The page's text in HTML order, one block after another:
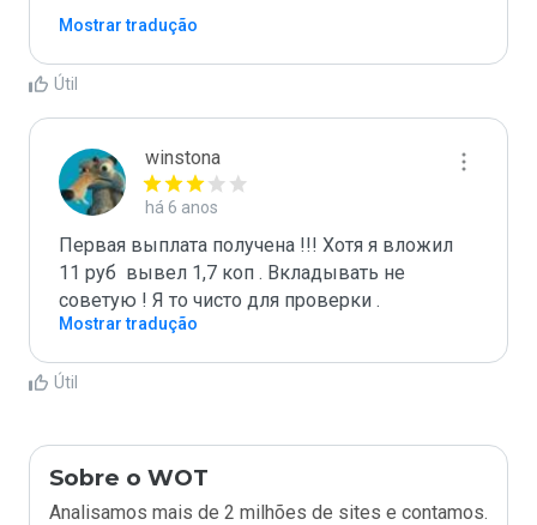
Mostrar tradução
Útil
winstona
há 6 anos
Первая выплата получена !!! Хотя я вложил
11 руб  вывел 1,7 коп . Вкладывать не
советую ! Я то чисто для проверки .
Mostrar tradução
Útil
Sobre o WOT
Analisamos mais de 2 milhões de sites e contamos.